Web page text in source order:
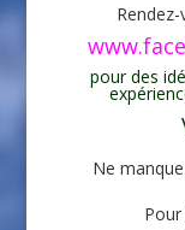
pour des
Ne